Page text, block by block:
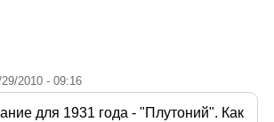
2010 - 09:16
для 1931 года - "Плутоний". Как